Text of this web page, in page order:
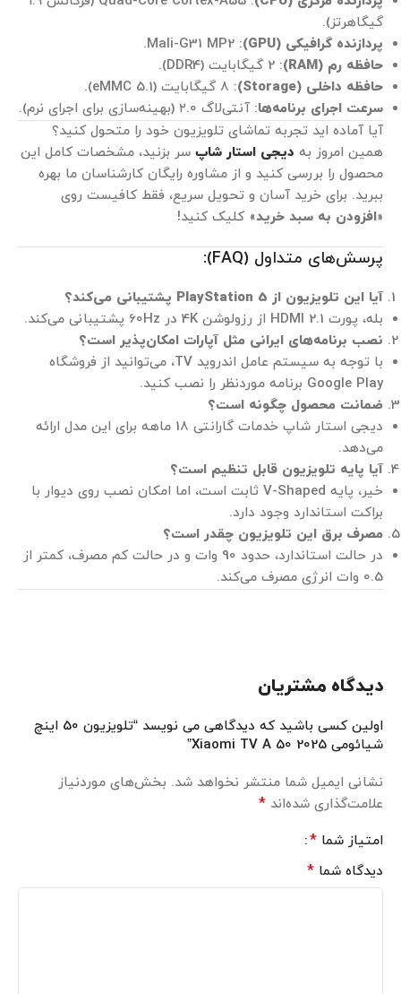
گیگاهرتز).
پردازنده گرافیکی (GPU)
: Mali-G31 MP2.
حافظه رم (RAM)
: 2 گیگابایت (DDR4).
حافظه داخلی (Storage)
: 8 گیگابایت (eMMC 5.1).
سرعت اجرای برنامه‌ها: آنتی‌لاگ ۲.۰ (بهینه‌سازی برای اجرای نرم).
آیا آماده اید تجربه تماشای تلویزیون خود را متحول کنید؟
همین امروز به دیجی استار شاپ سر بزنید، مشخصات کامل این
محصول را بررسی کنید و از مشاوره رایگان کارشناسان ما بهره
ببرید. برای خرید آسان و تحویل سریع، فقط کافیست روی
«افزودن به سبد خرید» کلیک کنید!
پرسش‌های متداول (FAQ):
آیا این تلویزیون از PlayStation 5 پشتیبانی می‌کند؟
بله، پورت HDMI 2.1 از رزولوشن 4K در 60Hz پشتیبانی می‌کند.
نصب برنامه‌های ایرانی مثل آپارات امکان‌پذیر است؟
با توجه به سیستم عامل اندروید TV، می‌توانید از فروشگاه
Google Play برنامه موردنظر را نصب کنید.
ضمانت محصول چگونه است؟
دیجی استار شاپ خدمات گارانتی 18 ماهه برای این مدل ارائه
می‌دهد.
آیا پایه تلویزیون قابل تنظیم است؟
خیر، پایه V-Shaped ثابت است، اما امکان نصب روی دیوار با
براکت استاندارد وجود دارد.
مصرف برق این تلویزیون چقدر است؟
در حالت استاندارد، حدود 90 وات و در حالت کم مصرف، کمتر از
0.5 وات انرژی مصرف می‌کند.
دیدگاه مشتریان
اولین کسی باشید که دیدگاهی می نویسد “تلویزیون 50 اینچ
شیائومی Xiaomi TV A 50 2025”
نشانی ایمیل شما منتشر نخواهد شد. بخش‌های موردنیاز
علامت‌گذاری شده‌اند *
امتیاز شما *
دیدگاه شما *